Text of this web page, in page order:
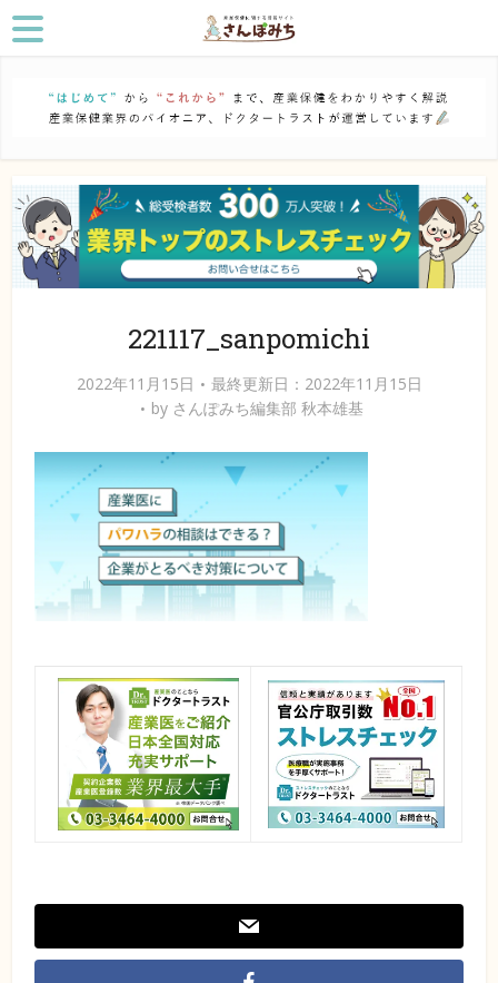
221117_sanpomichi
2022年11月15日
最終更新日：2022年11月15日
by さんぽみち編集部 秋本雄基